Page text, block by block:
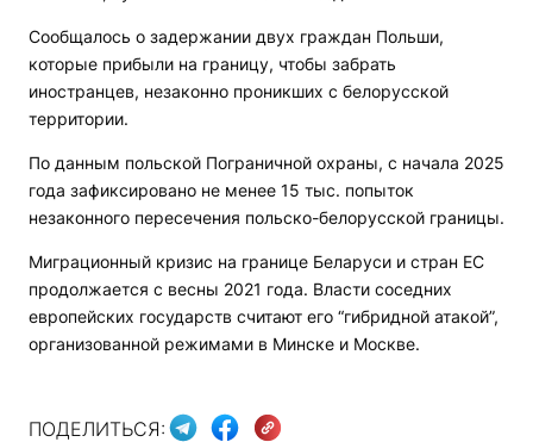
Сообщалось о задержании двух граждан Польши,
которые прибыли на границу, чтобы забрать
иностранцев, незаконно проникших с белорусской
территории.
По данным польской Пограничной охраны, с начала 2025
года зафиксировано не менее 15 тыс. попыток
незаконного пересечения польско-белорусской границы.
Миграционный кризис на границе Беларуси и стран ЕС
продолжается с весны 2021 года. Власти соседних
европейских государств считают его “гибридной атакой”,
организованной режимами в Минске и Москве.
ПОДЕЛИТЬСЯ: